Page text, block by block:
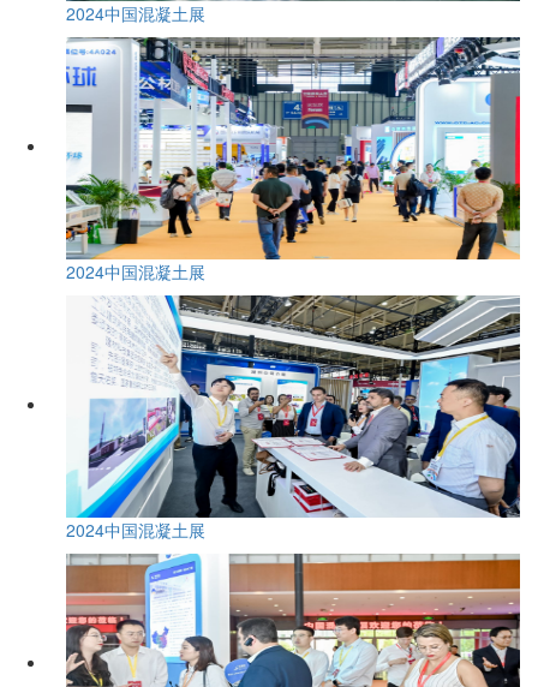
2024中国混凝土展
2024中国混凝土展
2024中国混凝土展